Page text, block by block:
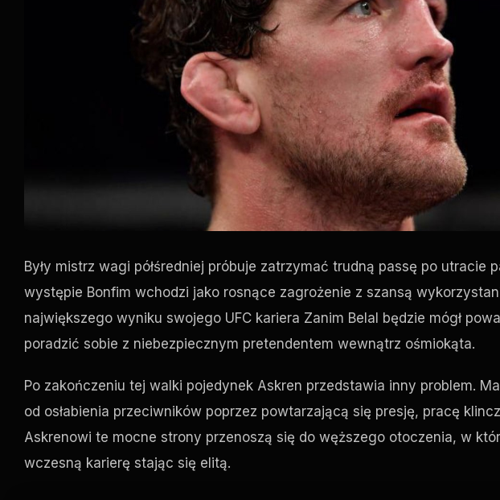
Były mistrz wagi półśredniej próbuje zatrzymać trudną passę po utracie
występie Bonfim wchodzi jako rosnące zagrożenie z szansą
największego wyniku swojego UFC kariera Zanim Belal będzie mógł
poradzić sobie z niebezpiecznym pretendentem wewnątrz ośmiokąta.
Po zakończeniu tej walki pojedynek Askren przedstawia inny problem.
od osłabienia przeciwników poprzez powtarzającą się presję, pracę
Askrenowi te mocne strony przenoszą się do węższego otoczenia, w
wczesną karierę stając się elitą.